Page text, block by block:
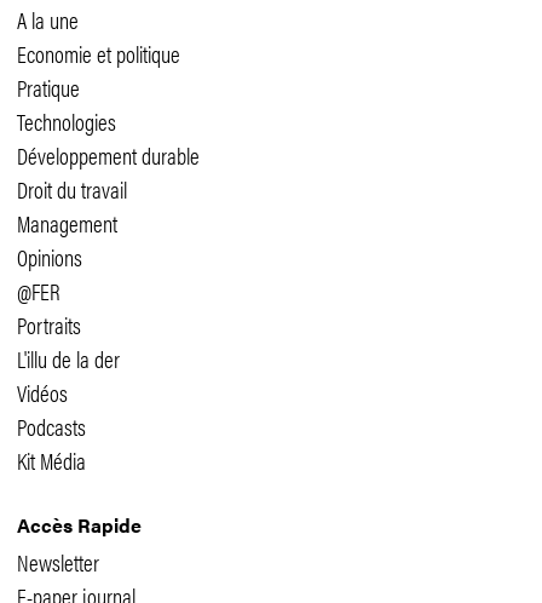
A la une
Economie et politique
Pratique
Technologies
Développement durable
Droit du travail
Management
Opinions
@FER
Portraits
L'illu de la der
Vidéos
Podcasts
Kit Média
Accès Rapide
Newsletter
E-paper journal